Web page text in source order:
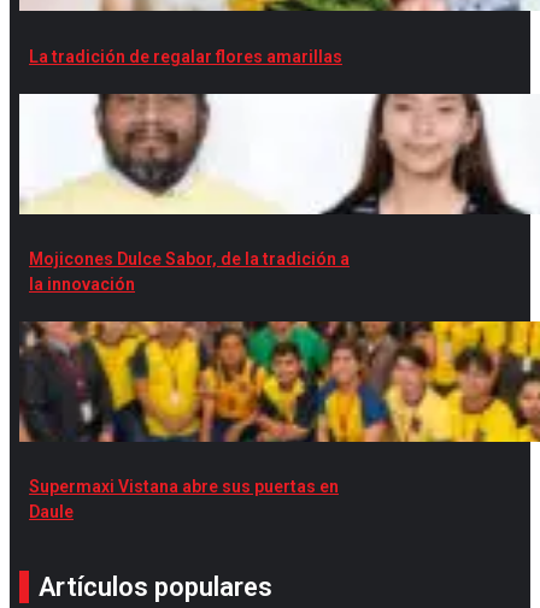
La tradición de regalar flores amarillas
Mojicones Dulce Sabor, de la tradición a
la innovación
Supermaxi Vistana abre sus puertas en
Daule
Artículos populares